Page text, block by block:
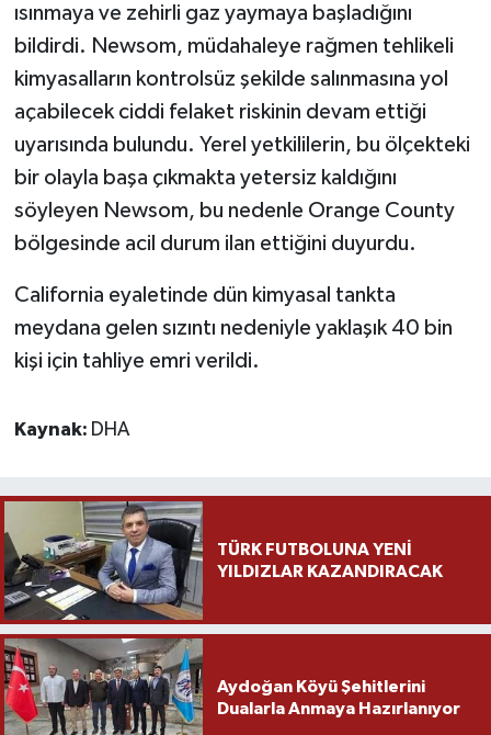
ısınmaya ve zehirli gaz yaymaya başladığını
bildirdi. Newsom, müdahaleye rağmen tehlikeli
kimyasalların kontrolsüz şekilde salınmasına yol
açabilecek ciddi felaket riskinin devam ettiği
uyarısında bulundu. Yerel yetkililerin, bu ölçekteki
bir olayla başa çıkmakta yetersiz kaldığını
söyleyen Newsom, bu nedenle Orange County
bölgesinde acil durum ilan ettiğini duyurdu.
California eyaletinde dün kimyasal tankta
meydana gelen sızıntı nedeniyle yaklaşık 40 bin
kişi için tahliye emri verildi.
Kaynak: DHA
TÜRK FUTBOLUNA YENİ
YILDIZLAR KAZANDIRACAK
Aydoğan Köyü Şehitlerini
Dualarla Anmaya Hazırlanıyor